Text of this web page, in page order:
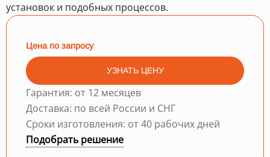
установок и подобных процессов.
Цена по запросу
УЗНАТЬ ЦЕНУ
Гарантия: от 12 месяцев
Доставка: по всей России и СНГ
Сроки изготовления: от 40 рабочих дней
Подобрать решение